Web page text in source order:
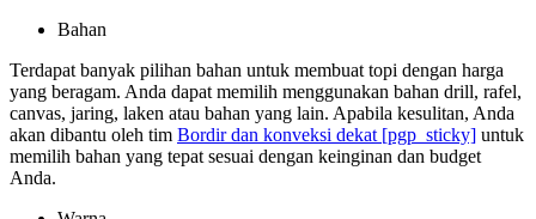
Bahan
Terdapat banyak pilihan bahan untuk membuat topi dengan harga
yang beragam. Anda dapat memilih menggunakan bahan drill, rafel,
canvas, jaring, laken atau bahan yang lain. Apabila kesulitan, Anda
akan dibantu oleh tim Bordir dan konveksi dekat [pgp_sticky] untuk
memilih bahan yang tepat sesuai dengan keinginan dan budget
Anda.